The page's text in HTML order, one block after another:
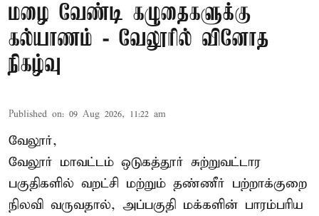
மழை வேண்டி கழுதைகளுக்கு
கல்யாணம் - வேலூரில் வினோத
நிகழ்வு
Published on: 09 Aug 2026, 11:22 am
வேலூர்,
வேலூர் மாவட்டம் ஒடுகத்தூர் சுற்றுவட்டார
பகுதிகளில் வறட்சி மற்றும் தண்ணீர் பற்றாக்குறை
நிலவி வருவதால், அப்பகுதி மக்களின் பாரம்பரிய